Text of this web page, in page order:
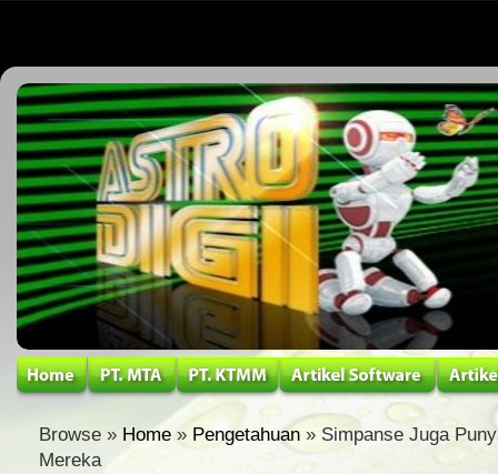
Browse » Home » Pengetahuan » Simpanse Juga
Mereka